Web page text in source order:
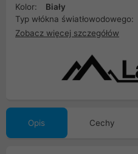
Kolor:
Biały
Typ włókna światłowodowego:
Zobacz więcej szczegółów
Opis Cechy